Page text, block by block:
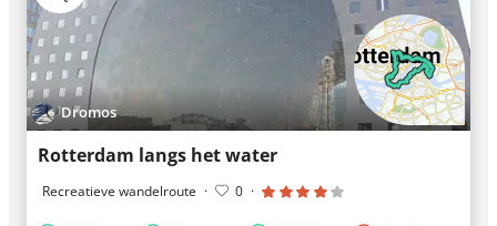
Dromos
Rotterdam langs het water
Recreatieve wandelroute · 0 ·